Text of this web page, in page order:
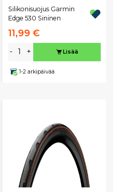
Silikonisuojus Garmin
Edge 530 Sininen
11,99 €
- + Lisää
1-2 arkipäivää